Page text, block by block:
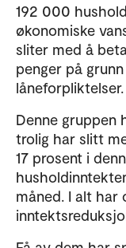
192 000
økonomiske
sliter med å
penger på
låneforpliktelser.
Denne gruppen
trolig har slitt
17 prosent i
måned. I alt har